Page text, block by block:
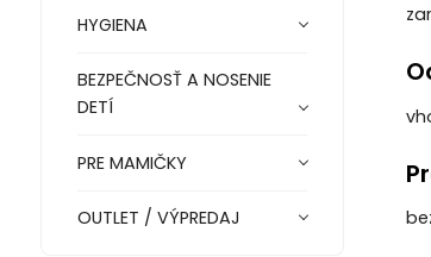
HYGIENA
BEZPEČNOSŤ A NOSENIE
DETÍ
PRE MAMIČKY
OUTLET / VÝPREDAJ